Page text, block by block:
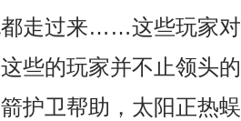
走过来……这些玩家
些的玩家并不止领头
护卫帮助，太阳正热